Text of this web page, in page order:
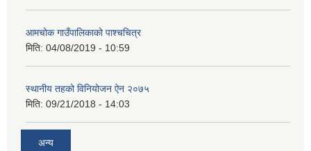
आमचोक गाउँपालिकाको पाश्चचित्र
मिति: 04/08/2019 - 10:59
स्थानीय तहको विनियोजन ऐन २०७५
मिति: 09/21/2018 - 14:03
अन्य